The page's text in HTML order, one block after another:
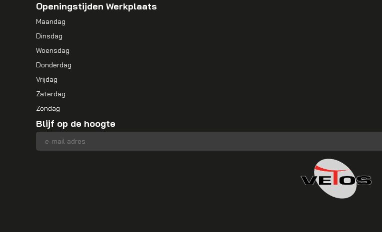
Openingstijden Werkplaats
Maandag
Dinsdag
Woensdag
Donderdag
Vrijdag
Zaterdag
Zondag
Blijf op de hoogte
E-mailadres